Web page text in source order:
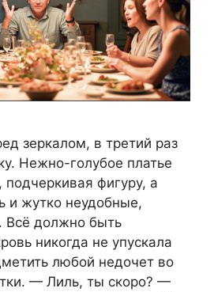
зеркалом, в третий раз
Нежно-голубое платье
фигуру, а
и жутко неудобные,
Всё должно быть
никогда не упускала
любой недочет во
— Лиль, ты скоро? —